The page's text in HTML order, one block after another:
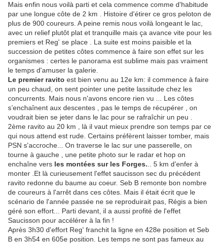
Mais enfin nous voilà parti et cela commence comme d'habitude
par une longue côte de 2 km . Histoire d'étirer ce gros peloton de
plus de 900 coureurs. A peine remis nous voilà longeant le lac,
avec un relief plutôt plat et tranquille mais ça avance vite pour les
premiers et Reg' se place . La suite est moins paisible et la
succession de petites côtes commence à faire son effet sur les
organismes : certes le panorama est sublime mais pas vraiment
le temps d'amuser la galerie.
Le premier ravito est bien venu au 12e km: il commence à faire
un peu chaud, on sent pointer une petite lassitude chez les
concurrents. Mais nous n'avons encore rien vu ... Les côtes
s’enchaînent aux descentes , pas le temps de récupérer , on
voudrait bien se jeter dans le lac pour se rafraîchir un peu .
2ème ravito au 20 km , là il vaut mieux prendre son temps par ce
qui nous attend est rude. Certains préfèrent laisser tomber, mais
PSN s'accroche... On traverse le lac sur une passerelle, on
tourne à gauche , une petite photo sur le radar et hop on
enchaîne vers les montées sur les Forges. .. 5 km d'enfer à
monter .Et là curieusement l'effet saucisson sec du précédent
ravito redonne du baume au coeur. Seb B remonte bon nombre
de coureurs à l'arrêt dans ces côtes. Mais il était écrit que le
scénario de l'année passée ne se reproduirait pas, Régis a bien
géré son effort... Parti devant, il a aussi profité de l'effet
Saucisson pour accélérer à la fin !
Après 3h30 d'effort Reg' franchit la ligne en 428e position et Seb
B en 3h54 en 605e position. Les temps ne sont pas fameux au